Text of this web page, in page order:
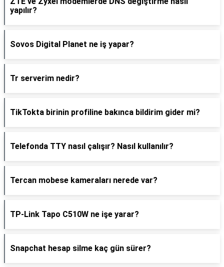
yapılır?
Sovos Digital Planet ne iş yapar?
Tr serverim nedir?
TikTokta birinin profiline bakınca bildirim gider mi?
Telefonda TTY nasıl çalışır? Nasıl kullanılır?
Tercan mobese kameraları nerede var?
TP-Link Tapo C510W ne işe yarar?
Snapchat hesap silme kaç gün sürer?